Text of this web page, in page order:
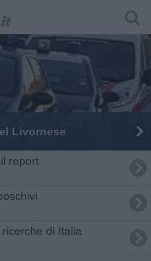
Livornese
report
di Italia